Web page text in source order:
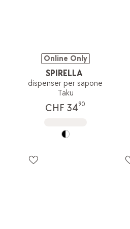
Online Only
SPIRELLA
dispenser per sapone
Taku
CHF 3490